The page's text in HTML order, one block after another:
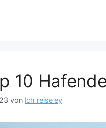
10
von Ich reise ey